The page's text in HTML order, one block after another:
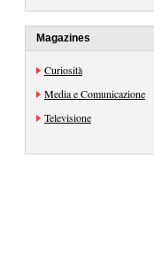
Magazines
Curiosità
Media e Comunicazione
Televisione